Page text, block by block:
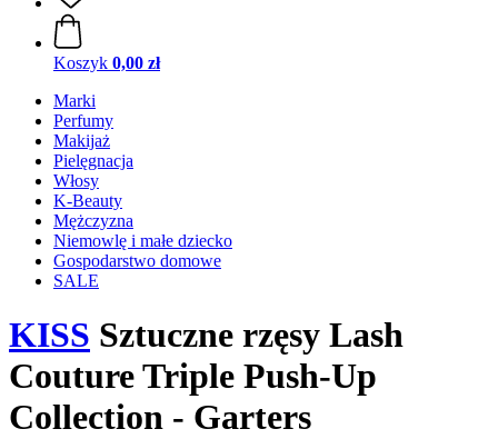
Koszyk 0,00 zł
Marki
Perfumy
Makijaż
Pielęgnacja
Włosy
K-Beauty
Mężczyzna
Niemowlę i małe dziecko
Gospodarstwo domowe
SALE
KISS Sztuczne rzęsy Lash
Couture Triple Push-Up
Collection - Garters